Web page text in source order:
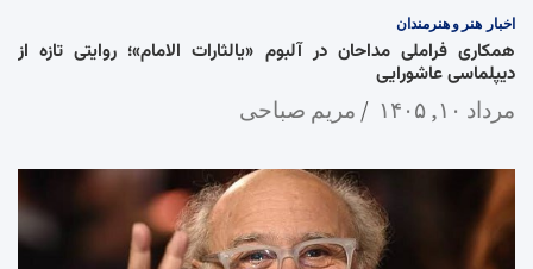
اخبار هنر و هنرمندان
همکاری فراملی مداحان در آلبوم «یالثارات الامام»؛ روایتی تازه از
دیپلماسی عاشورایی
مرداد ۱۰, ۱۴۰۵ مریم صباحی